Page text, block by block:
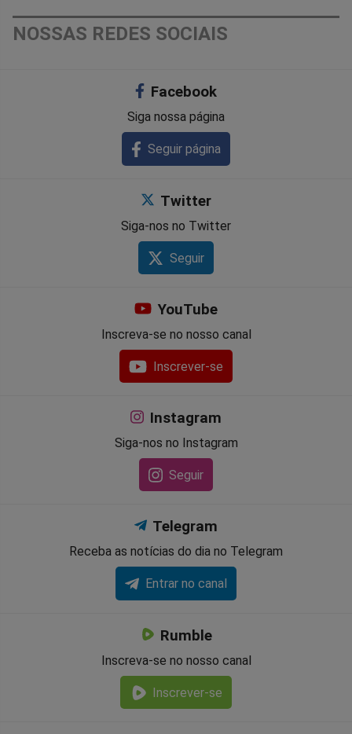
CompartilharCompartilhar
Whatsapp
Compartilhar
Twitter
Compartilhar
Messenger
NOSSAS REDES SOCIAIS
Facebook
Siga nossa página
Seguir página
Twitter
Siga-nos no Twitter
Seguir
YouTube
Inscreva-se no nosso canal
Inscrever-se
Instagram
Siga-nos no Instagram
Seguir
Telegram
Receba as notícias do dia no Telegram
Entrar no canal
Rumble
Inscreva-se no nosso canal
Inscrever-se